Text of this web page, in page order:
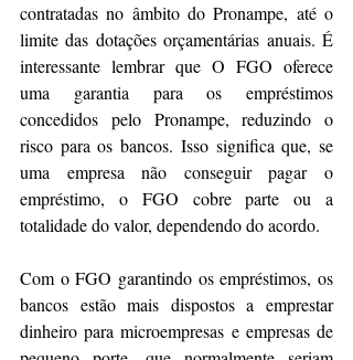
contratadas no âmbito do Pronampe, até o
limite das dotações orçamentárias anuais. É
interessante lembrar que O FGO oferece
uma garantia para os empréstimos
concedidos pelo Pronampe, reduzindo o
risco para os bancos. Isso significa que, se
uma empresa não conseguir pagar o
empréstimo, o FGO cobre parte ou a
totalidade do valor, dependendo do acordo.
Com o FGO garantindo os empréstimos, os
bancos estão mais dispostos a emprestar
dinheiro para microempresas e empresas de